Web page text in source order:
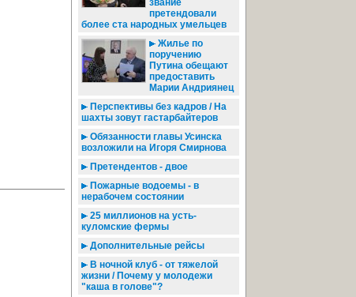
звание
претендовали
более ста народных умельцев
Жилье по
поручению
Путина обещают
предоставить
Марии Андриянец
Перспективы без кадров / На
шахты зовут гастарбайтеров
Обязанности главы Усинска
возложили на Игоря Смирнова
Претендентов - двое
Пожарные водоемы - в
нерабочем состоянии
25 миллионов на усть-
куломские фермы
Дополнительные рейсы
В ночной клуб - от тяжелой
жизни / Почему у молодежи
"каша в голове"?